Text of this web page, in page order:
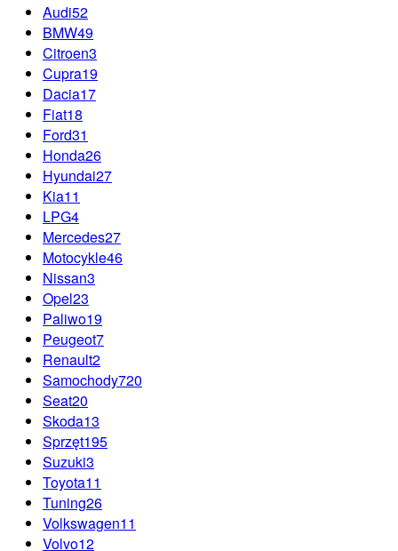
Audi52
BMW49
Citroen3
Cupra19
Dacia17
Fiat18
Ford31
Honda26
Hyundai27
Kia11
LPG4
Mercedes27
Motocykle46
Nissan3
Opel23
Paliwo19
Peugeot7
Renault2
Samochody720
Seat20
Skoda13
Sprzęt195
Suzuki3
Toyota11
Tuning26
Volkswagen11
Volvo12